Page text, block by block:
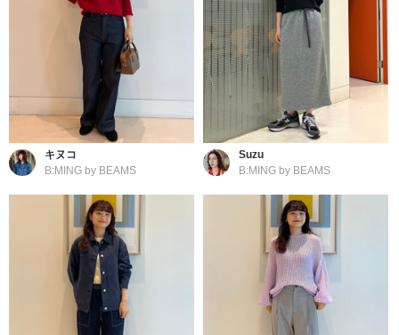
キヌコ
B:MING by BEAMS
Suzu
B:MING by BEAMS